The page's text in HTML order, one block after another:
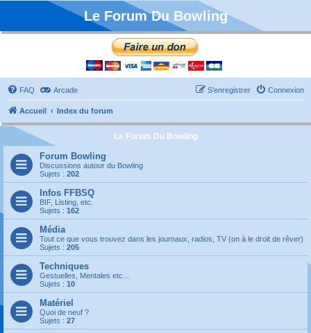
Le Forum Du Bowling
FAQ Arcade Connexion
S’enregistrer
Accueil Index du forum
Le Forum Du Bowling
Forum Bowling
Discussions autour du Bowling
Sujets : 202
Infos FFBSQ
BIF, Listing, etc.
Sujets : 162
Média
Tout ce que vous trouvez dans les journaux, radios, TV (on à le droit de rêver)
Sujets : 205
Techniques
Gestuelles, Mentales etc...
Sujets : 10
Matériel
Quoi de neuf ?
Sujets : 27